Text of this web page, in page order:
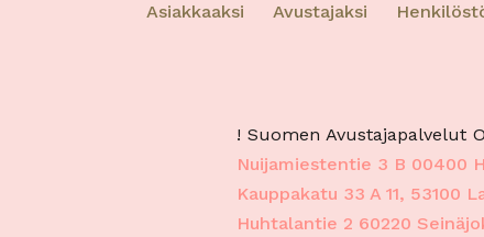
Asiakkaaksi Avustajaksi
! Suomen Avustajapalvelut
Nuijamiestentie 3 B 00400
Kauppakatu 33 A 11, 53100
Huhtalantie 2 60220